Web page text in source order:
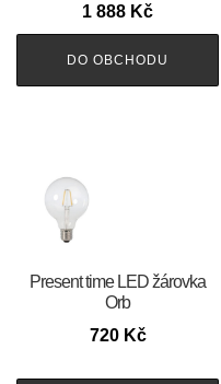
1 888 Kč
DO OBCHODU
Present time LED žárovka
Orb
720 Kč